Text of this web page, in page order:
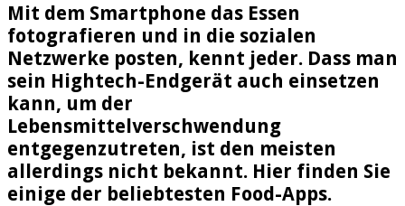
Mit dem Smartphone das Essen
fotografieren und in die sozialen
Netzwerke posten, kennt jeder. Dass man
sein Hightech-Endgerät auch einsetzen
kann, um der
Lebensmittelverschwendung
entgegenzutreten, ist den meisten
allerdings nicht bekannt. Hier finden Sie
einige der beliebtesten Food-Apps.